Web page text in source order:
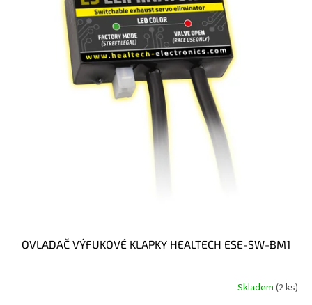
OVLADAČ VÝFUKOVÉ KLAPKY HEALTECH ESE-SW-BM1
Skladem (2 ks)